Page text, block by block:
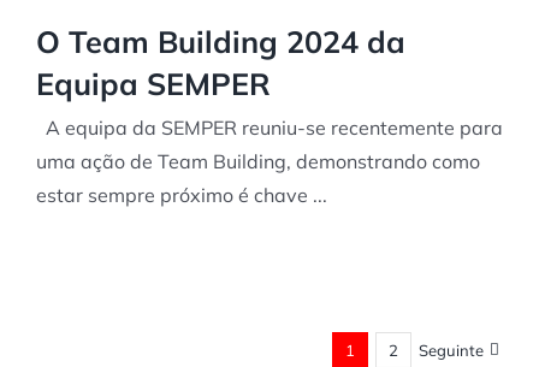
O Team Building 2024 da
Equipa SEMPER
A equipa da SEMPER reuniu-se recentemente para
uma ação de Team Building, demonstrando como
estar sempre próximo é chave ...
1 2 Seguinte